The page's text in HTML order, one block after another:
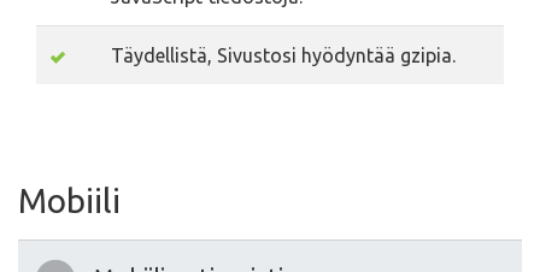
Täydellistä, Sivustosi hyödyntää gzipia.
Mobiili